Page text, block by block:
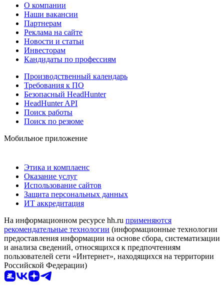
О компании
Наши вакансии
Партнерам
Реклама на сайте
Новости и статьи
Инвесторам
Кандидаты по профессиям
Производственный календарь
Требования к ПО
Безопасный HeadHunter
HeadHunter API
Поиск работы
Поиск по резюме
Мобильное приложение
Этика и комплаенс
Оказание услуг
Использование сайтов
Защита персональных данных
ИТ аккредитация
На информационном ресурсе hh.ru применяются
рекомендательные технологии (информационные технологии
предоставления информации на основе сбора, систематизации
и анализа сведений, относящихся к предпочтениям
пользователей сети «Интернет», находящихся на территории
Российской Федерации)